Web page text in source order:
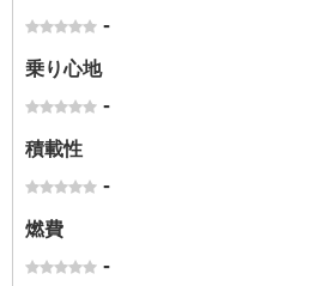
-
乗り心地
-
積載性
-
燃費
-